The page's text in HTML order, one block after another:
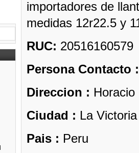
importadores de
medidas 12r22.5 y
RUC: 20516160579
Persona Contacto
Direccion :
Ciudad : La
Pais : Peru